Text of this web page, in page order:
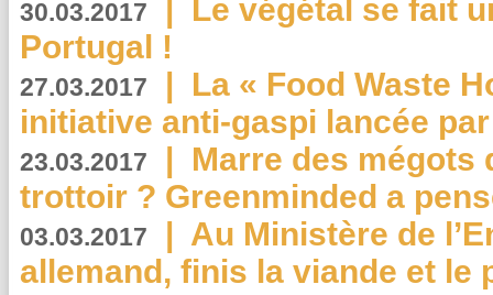
30.03.2017 | Le végétal se fait
Portugal !
27.03.2017 | La « Food Waste
initiative anti-gaspi lancée
23.03.2017 | Marre des mégots
trottoir ? Greenminded a
03.03.2017 | Au Ministère de
allemand, finis la viande et le